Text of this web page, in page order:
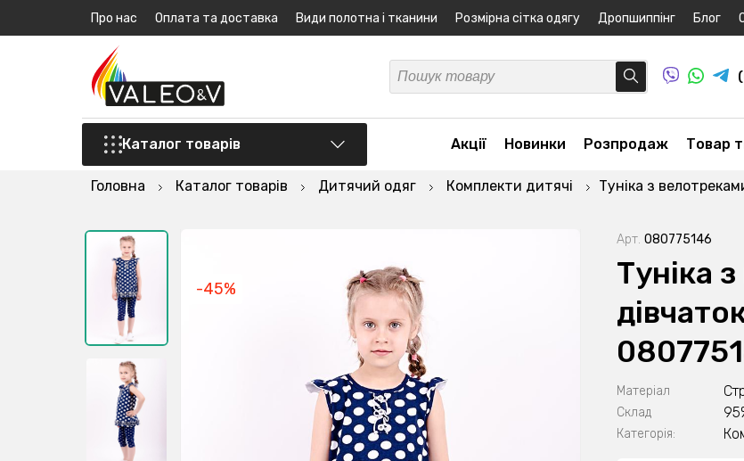
Про нас Оплата та доставка Види полотна і тканини Розмірна сітка одягу Дропшиппінг Блог
Каталог товарів Акції Новинки Розпродаж Товар
Головна Каталог товарів Дитячий одяг Комплекти дитячі Туніка з
-45%
Арт. 080775146
Туніка
Матеріал
Склад
Категорія: